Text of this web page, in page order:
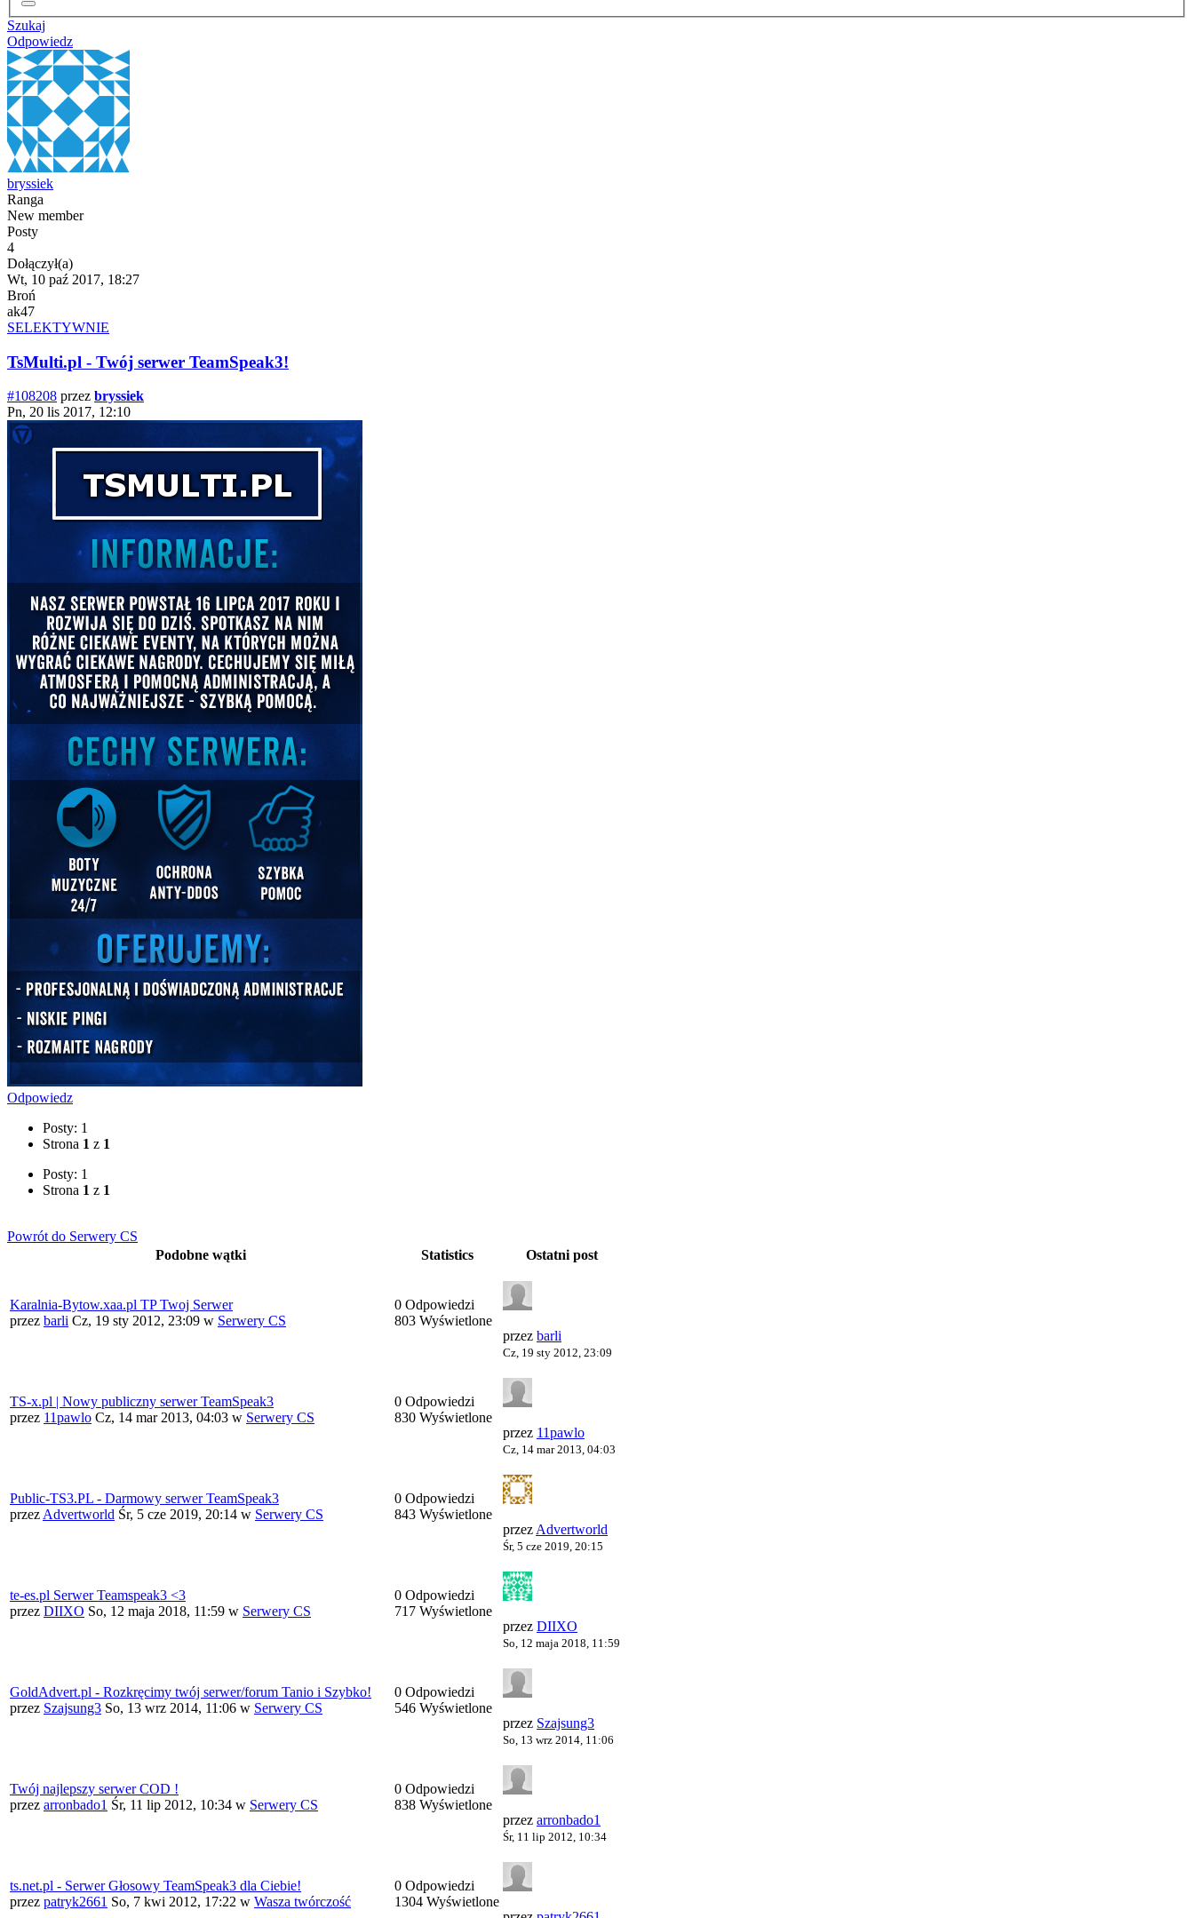
Szukaj
Odpowiedz
bryssiek
Ranga
New member
Posty
4
Dołączył(a)
Wt, 10 paź 2017, 18:27
Broń
ak47
SELEKTYWNIE
TsMulti.pl - Twój serwer TeamSpeak3!
#108208 przez bryssiek
Pn, 20 lis 2017, 12:10
Odpowiedz
Posty: 1
Strona 1 z 1
Posty: 1
Strona 1 z 1
Powrót do Serwery CS
Podobne wątki
Statistics Ostatni post
Karalnia-Bytow.xaa.pl TP Twoj Serwer
przez barli Cz, 19 sty 2012, 23:09 w Serwery CS
0 Odpowiedzi
803 Wyświetlone
przez barli
Cz, 19 sty 2012, 23:09
TS-x.pl | Nowy publiczny serwer TeamSpeak3
przez 11pawlo Cz, 14 mar 2013, 04:03 w Serwery CS
0 Odpowiedzi
830 Wyświetlone
przez 11pawlo
Cz, 14 mar 2013, 04:03
Public-TS3.PL - Darmowy serwer TeamSpeak3
przezAdvertworld Śr, 5 cze 2019, 20:14 w Serwery CS
0 Odpowiedzi
843 Wyświetlone
przezAdvertworld
Śr, 5 cze 2019, 20:15
te-es.pl Serwer Teamspeak3 <3
przez DIIXO So, 12 maja 2018, 11:59 w Serwery CS
0 Odpowiedzi
717 Wyświetlone
przez DIIXO
So, 12 maja 2018, 11:59
GoldAdvert.pl - Rozkręcimy twój serwer/forum Tanio i Szybko!
przez Szajsung3 So, 13 wrz 2014, 11:06 w Serwery CS
0 Odpowiedzi
546 Wyświetlone
przez Szajsung3
So, 13 wrz 2014, 11:06
Twój najlepszy serwer COD !
przez arronbado1 Śr, 11 lip 2012, 10:34 w Serwery CS
0 Odpowiedzi
838 Wyświetlone
przez arronbado1
Śr, 11 lip 2012, 10:34
ts.net.pl - Serwer Głosowy TeamSpeak3 dla Ciebie!
przez patryk2661 So, 7 kwi 2012, 17:22 w Wasza twórczość
0 Odpowiedzi
1304 Wyświetlone